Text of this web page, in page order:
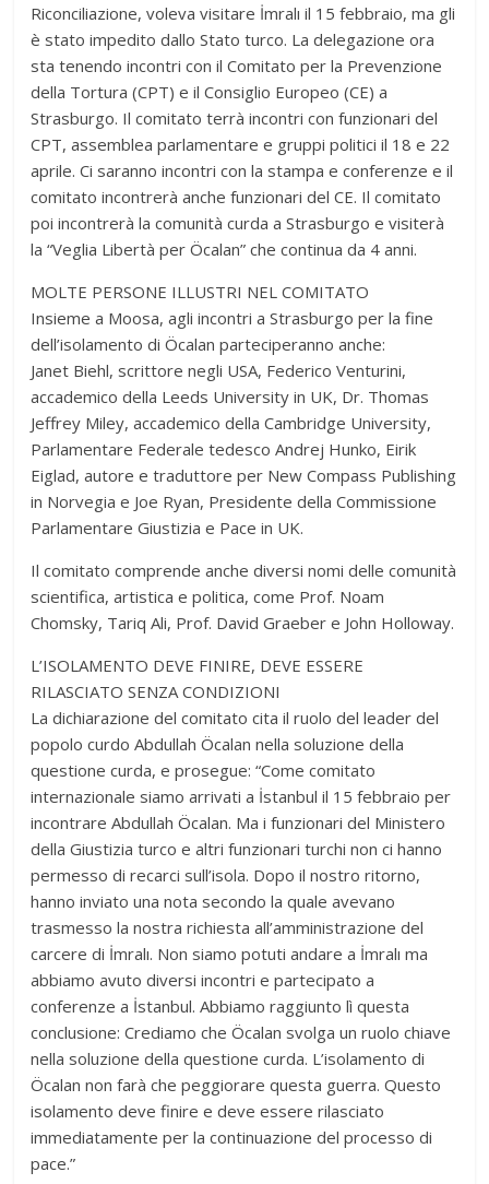
Riconciliazione, voleva visitare İmralı il 15 febbraio, ma gli
è stato impedito dallo Stato turco. La delegazione ora
sta tenendo incontri con il Comitato per la Prevenzione
della Tortura (CPT) e il Consiglio Europeo (CE) a
Strasburgo. Il comitato terrà incontri con funzionari del
CPT, assemblea parlamentare e gruppi politici il 18 e 22
aprile. Ci saranno incontri con la stampa e conferenze e il
comitato incontrerà anche funzionari del CE. Il comitato
poi incontrerà la comunità curda a Strasburgo e visiterà
la “Veglia Libertà per Öcalan” che continua da 4 anni.
MOLTE PERSONE ILLUSTRI NEL COMITATO
Insieme a Moosa, agli incontri a Strasburgo per la fine
dell’isolamento di Öcalan parteciperanno anche:
Janet Biehl, scrittore negli USA, Federico Venturini,
accademico della Leeds University in UK, Dr. Thomas
Jeffrey Miley, accademico della Cambridge University,
Parlamentare Federale tedesco Andrej Hunko, Eirik
Eiglad, autore e traduttore per New Compass Publishing
in Norvegia e Joe Ryan, Presidente della Commissione
Parlamentare Giustizia e Pace in UK.
Il comitato comprende anche diversi nomi delle comunità
scientifica, artistica e politica, come Prof. Noam
Chomsky, Tariq Ali, Prof. David Graeber e John Holloway.
L’ISOLAMENTO DEVE FINIRE, DEVE ESSERE
RILASCIATO SENZA CONDIZIONI
La dichiarazione del comitato cita il ruolo del leader del
popolo curdo Abdullah Öcalan nella soluzione della
questione curda, e prosegue: “Come comitato
internazionale siamo arrivati a İstanbul il 15 febbraio per
incontrare Abdullah Öcalan. Ma i funzionari del Ministero
della Giustizia turco e altri funzionari turchi non ci hanno
permesso di recarci sull’isola. Dopo il nostro ritorno,
hanno inviato una nota secondo la quale avevano
trasmesso la nostra richiesta all’amministrazione del
carcere di İmralı. Non siamo potuti andare a İmralı ma
abbiamo avuto diversi incontri e partecipato a
conferenze a İstanbul. Abbiamo raggiunto lì questa
conclusione: Crediamo che Öcalan svolga un ruolo chiave
nella soluzione della questione curda. L’isolamento di
Öcalan non farà che peggiorare questa guerra. Questo
isolamento deve finire e deve essere rilasciato
immediatamente per la continuazione del processo di
pace.”